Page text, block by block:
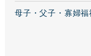
母子・父子・寡婦